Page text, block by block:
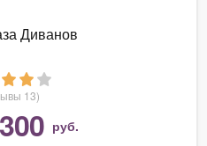
Диванов
13)
руб.